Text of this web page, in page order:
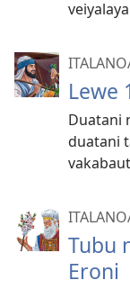
Lewe
Duatani
duatani
Tubu
Eroni